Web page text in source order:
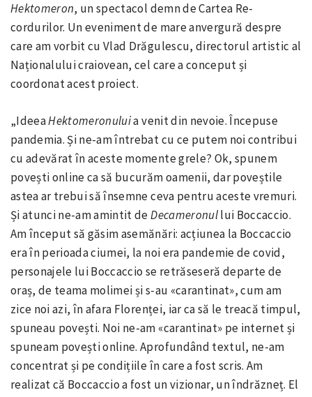
Hektomeron, un spectacol demn de Cartea Re­
cordurilor. Un eveniment de mare anvergură despre
care am vorbit cu Vlad Drăgulescu, directorul artistic al
Naționalului cra­iovean, cel care a conceput și
coordonat acest proiect.
„IdeeaHektomeronuluia venit din nevoie. Începuse
pandemia. Și ne-am întrebat cu ce putem noi contribui
cu adevărat în aceste momente grele? Ok, spunem
povești online ca să bucurăm oamenii, dar poveștile
astea ar trebui să însemne ceva pentru aceste vremuri.
Și atunci ne-am amintit deDecameronullui Boccaccio.
Am început să găsim asemănări: acțiunea la Boccaccio
era în perioada ciumei, la noi era pandemie de covid,
personajele lui Boccaccio se retrăseseră departe de
oraș, de teama molimei și s-au «carantinat», cum am
zice noi azi, în afara Florenței, iar ca să le treacă timpul,
spuneau povești. Noi ne-am «carantinat» pe internet și
spuneam povești online. Aprofundând textul, ne-am
concentrat și pe condițiile în care a fost scris. Am
realizat că Boccaccio a fost un vizionar, un îndrăzneț. El